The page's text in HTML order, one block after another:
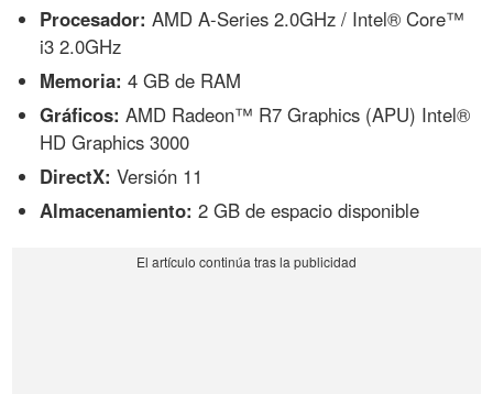
Procesador: AMD A-Series 2.0GHz / Intel® Core™
i3 2.0GHz
Memoria: 4 GB de RAM
Gráficos: AMD Radeon™ R7 Graphics (APU) Intel®
HD Graphics 3000
DirectX: Versión 11
Almacenamiento: 2 GB de espacio disponible